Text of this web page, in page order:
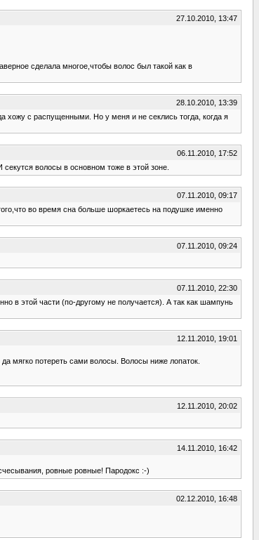
27.10.2010, 13:47
сделала многое,чтобы волос был такой как в
28.10.2010, 13:39
хожу с распущенными. Но у меня и не секлись тогда, когда я
06.11.2010, 17:52
волосы в основном тоже в этой зоне.
07.11.2010, 09:17
во время сна больше шоркаетесь на подушке именно
07.11.2010, 09:24
07.11.2010, 22:30
в этой части (по-другому не получается). А так как шампунь
12.11.2010, 19:01
мягко потереть сами волосы. Волосы ниже лопаток.
12.11.2010, 20:02
14.11.2010, 16:42
ровные ровные! Пародокс :-)
02.12.2010, 16:48